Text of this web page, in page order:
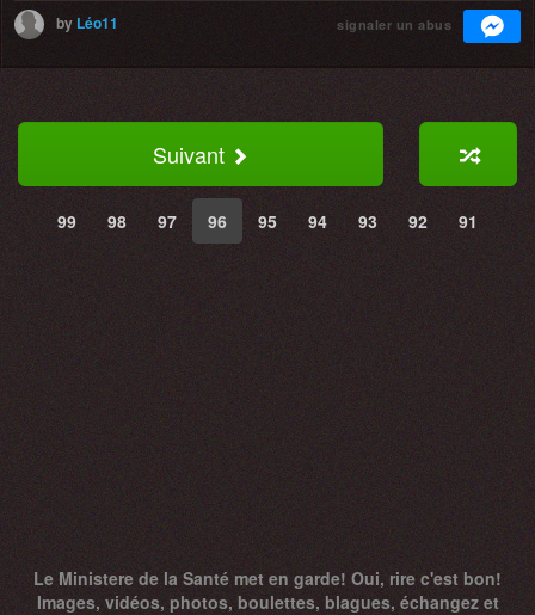
by Léo11 signaler un abus
Suivant
99 98 97 96 95 94 93 92 91
Le Ministere de la Santé met en garde! Oui, rire c'est bon!
Images, vidéos, photos, boulettes, blagues, échangez et